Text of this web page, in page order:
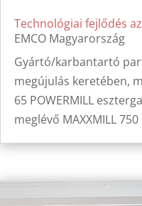
Technológiai fejlődés az
EMCO Magyarország
Gyártó/karbantartó
megújulás keretében,
65 POWERMILL
meglévő MAXXMILL